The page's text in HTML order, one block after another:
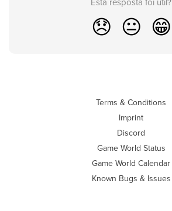
😞 😐 😁
Terms & Conditions
Imprint
Discord
Game World Status
Game World Calendar
Known Bugs & Issues